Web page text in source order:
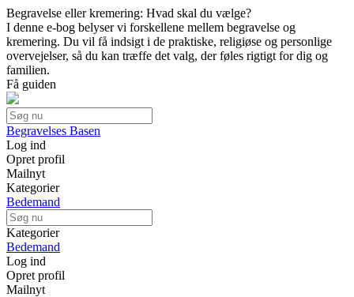
Begravelse eller kremering: Hvad skal du vælge?
I denne e-bog belyser vi forskellene mellem begravelse og
kremering. Du vil få indsigt i de praktiske, religiøse og personlige
overvejelser, så du kan træffe det valg, der føles rigtigt for dig og
familien.
Få guiden
Begravelses Basen
Log ind
Opret profil
Mailnyt
Kategorier
Bedemand
Kategorier
Bedemand
Log ind
Opret profil
Mailnyt